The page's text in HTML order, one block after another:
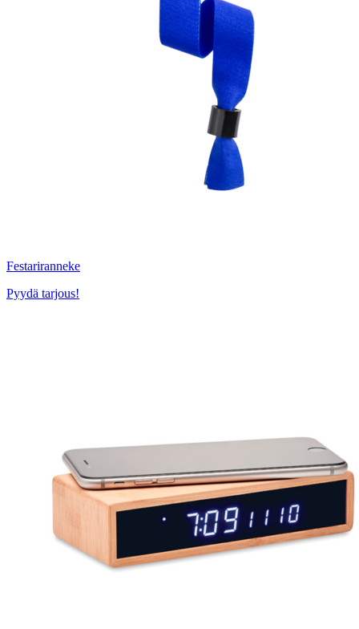
Festariranneke
Pyydä tarjous!